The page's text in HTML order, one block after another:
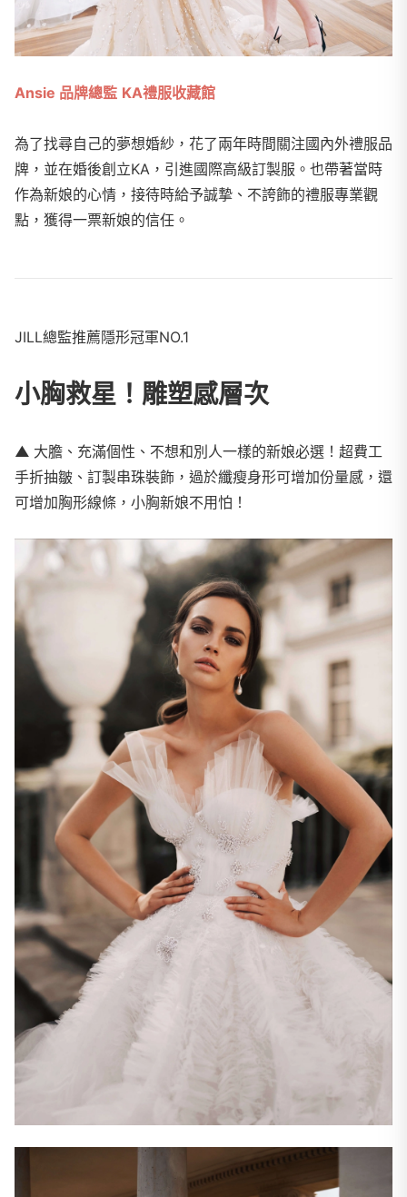
Ansie 品牌總監 KA禮服收藏館
為了找尋自己的夢想婚紗，花了兩年時間關注國內外禮服品
牌，並在婚後創立KA，引進國際高級訂製服。也帶著當時
作為新娘的心情，接待時給予誠摯、不誇飾的禮服專業觀
點，獲得一票新娘的信任。
JILL總監推薦隱形冠軍NO.1
小胸救星！雕塑感層次
▲ 大膽、充滿個性、不想和別人一樣的新娘必選！超費工
手折抽皺、訂製串珠裝飾，過於纖瘦身形可增加份量感，還
可增加胸形線條，小胸新娘不用怕！